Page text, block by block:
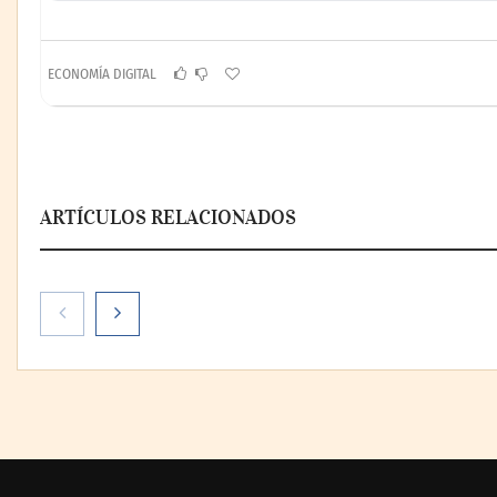
ECONOMÍA DIGITAL
ARTÍCULOS RELACIONADOS